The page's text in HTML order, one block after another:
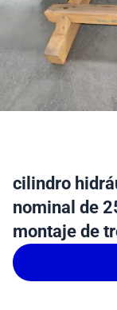
cilindro
nominal de
montaje de